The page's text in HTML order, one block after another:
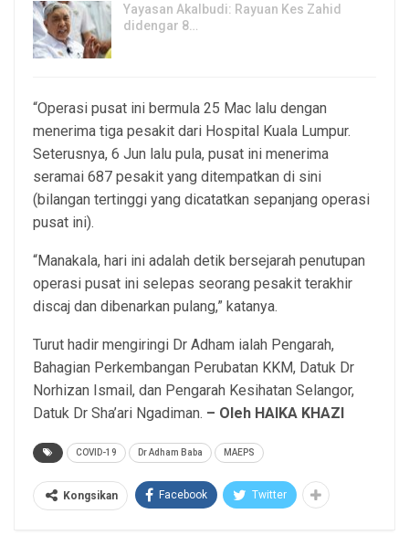
Yayasan Akalbudi: Rayuan Kes Zahid
didengar 8…
“Operasi pusat ini bermula 25 Mac lalu dengan
menerima tiga pesakit dari Hospital Kuala Lumpur.
Seterusnya, 6 Jun lalu pula, pusat ini menerima
seramai 687 pesakit yang ditempatkan di sini
(bilangan tertinggi yang dicatatkan sepanjang operasi
pusat ini).
“Manakala, hari ini adalah detik bersejarah penutupan
operasi pusat ini selepas seorang pesakit terakhir
discaj dan dibenarkan pulang,” katanya.
Turut hadir mengiringi Dr Adham ialah Pengarah,
Bahagian Perkembangan Perubatan KKM, Datuk Dr
Norhizan Ismail, dan Pengarah Kesihatan Selangor,
Datuk Dr Sha’ari Ngadiman. – Oleh HAIKA KHAZI
COVID-19 Dr Adham Baba MAEPS
Kongsikan Facebook Twitter